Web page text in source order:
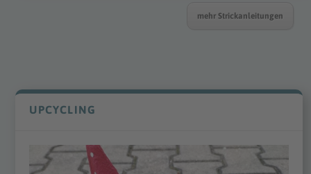
mehr Strickanleitungen
UPCYCLING